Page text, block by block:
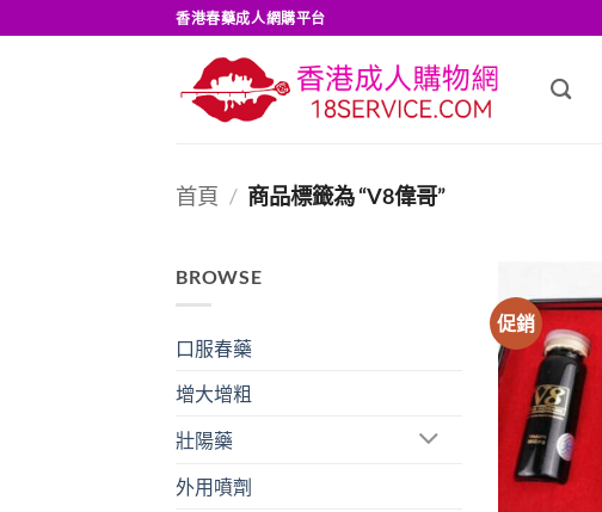
to
香港春藥成人網購平台
首頁 / 商品標籤為 “V8偉哥”
BROWSE
口服春藥
增大增粗
壯陽藥
外用噴劑
促銷